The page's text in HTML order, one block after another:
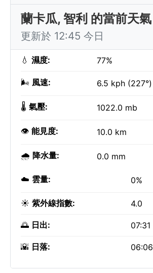
蘭卡瓜, 智利 的當前天氣
更新於 12:45 今日
💧 濕度: 77%
🌬️ 風速: 6.5 kph (227°)
🌡️ 氣壓: 1022.0 mb
👁️ 能見度: 10.0 km
🌧️ 降水量: 0.0 mm
☁️ 雲量: 0%
☀️ 紫外線指數: 4.0
🌅 日出: 07:31
🌇 日落: